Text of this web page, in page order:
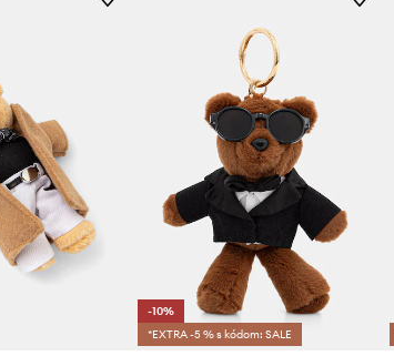
-10%
*EXTRA -5 % s kódom: SALE